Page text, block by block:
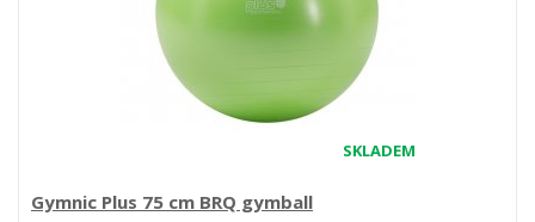
SKLADEM
Gymnic Plus 75 cm BRQ gymball